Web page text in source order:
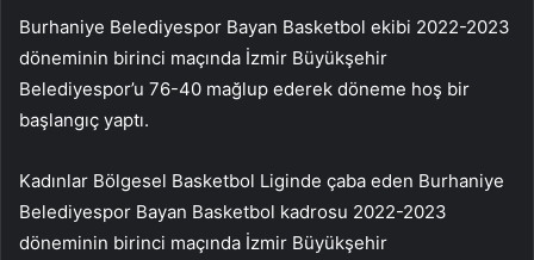
Burhaniye Belediyespor Bayan Basketbol ekibi 2022-2023
döneminin birinci maçında İzmir Büyükşehir
Belediyespor’u 76-40 mağlup ederek döneme hoş bir
başlangıç yaptı.
Kadınlar Bölgesel Basketbol Liginde çaba eden Burhaniye
Belediyespor Bayan Basketbol kadrosu 2022-2023
döneminin birinci maçında İzmir Büyükşehir